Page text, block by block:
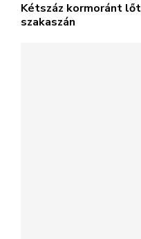
Kétszáz kormoránt
szakaszán